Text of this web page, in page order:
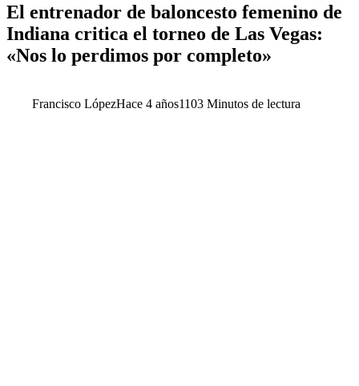
El entrenador de baloncesto femenino de
Indiana critica el torneo de Las Vegas:
«Nos lo perdimos por completo»
Francisco LópezHace 4 años1103 Minutos de lectura